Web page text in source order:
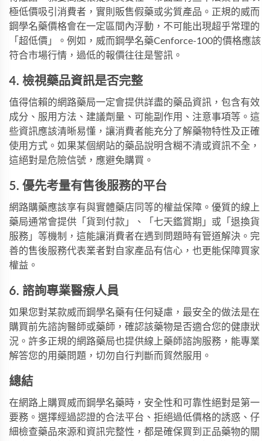
極低價吸引消費者，實則販售假藥或劣質產品。正規的威而
鋼學名藥價格會在一定區間內浮動，不可能出現超乎常理的
「超低價」。例如， 威而鋼學名藥Cenforce-100的價格應該
符合市場行情，過低的報價往往是警訊。
4. 檢視藥品資訊是否完整
值得信賴的網路藥局一定會提供詳盡的藥品資訊，包含有效
成分、服用方法、建議劑量、可能副作用、注意事項等。這
些資訊應該清晰易懂，讓消費者能充分了解藥物特性及正確
使用方式。如果某個網站的藥品說明含糊不清或資訊不全，
這絕對是危險信號，應避免購買。
5. 優先考量有售後服務的平台
網路購藥應該享有與實體藥店同等的權益保障。優質的線上
藥局通常會提供「貨到付款」、「七天鑑賞期」或「退換貨
服務」等機制，這能讓消費者在遇到問題時有管道解決。完
善的售後服務代表業者對自家產品有信心，也更能保障買家
權益。
6. 諮詢專業醫療人員
如果您對某款威而鋼學名藥有任何疑慮，最安全的做法是在
購買前先諮詢醫師或藥師，確認該藥物是否適合您的健康狀
況。許多正規的網路藥局也提供線上藥師諮詢服務，能專業
解答您的用藥問題，切勿自行判斷而貿然服用。
總結
在網路上購買威而鋼學名藥時，安全性和可靠性絕對是第一
要務。選擇經過認證的合法平台、拒絕過低價格的誘惑、仔
細檢查藥品來源和資訊完整性，都是確保買到正品藥物的關